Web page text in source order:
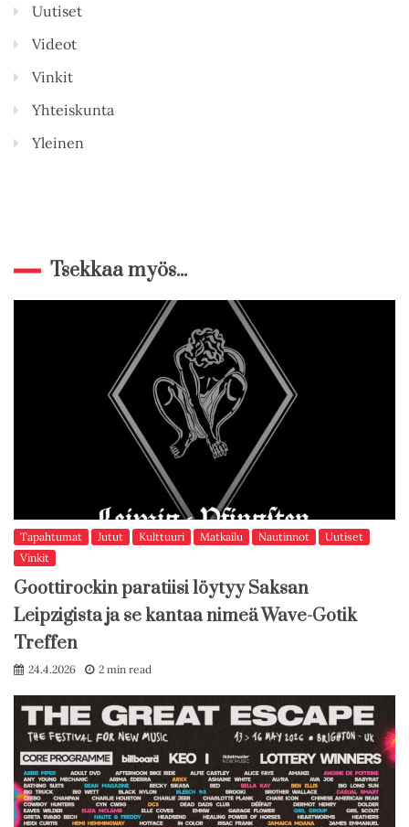
Uutiset
Videot
Vinkit
Yhteiskunta
Yleinen
Tsekkaa myös...
Tapahtumat Jutut Kulttuuri Matkailu Nautinnot
Uutiset
Vinkit
Goottirockin paratiisi löytyy Saksan
Leipzigista ja se kantaa nimeä Wave-Gotik
Treffen
24.4.2026 2 min read